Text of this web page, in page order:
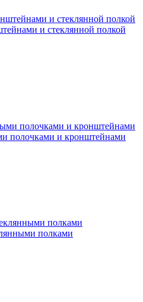
и стеклянной полкой
полочками и кронштейнами
полками